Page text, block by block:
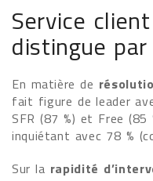
Service
distingue
En matière de
fait figure de leader
SFR (87 %) et Free
inquiétant avec 78 %
Sur la rapidité